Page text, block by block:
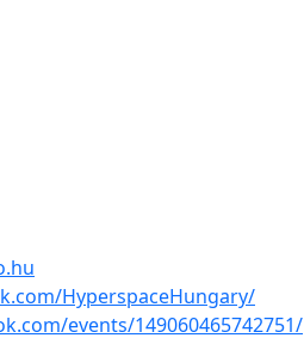
HyperspaceHungary/
events/149060465742751/